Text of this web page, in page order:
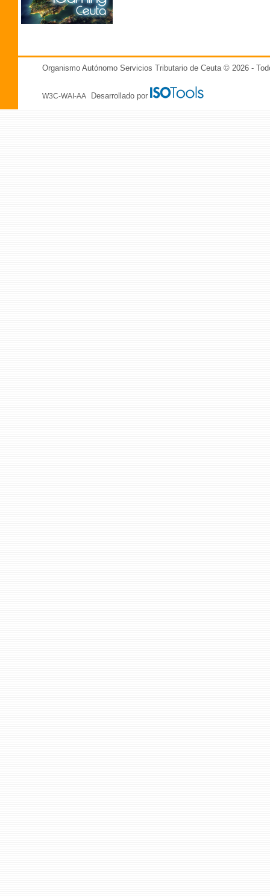
Organismo Autónomo Servicios Tributario de Ceuta © 2026 -
W3C-WAI-AA Desarrollado por